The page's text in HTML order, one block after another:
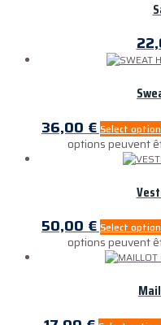
36,00 € Select
options peuvent
50,00€ Select
options peuvent